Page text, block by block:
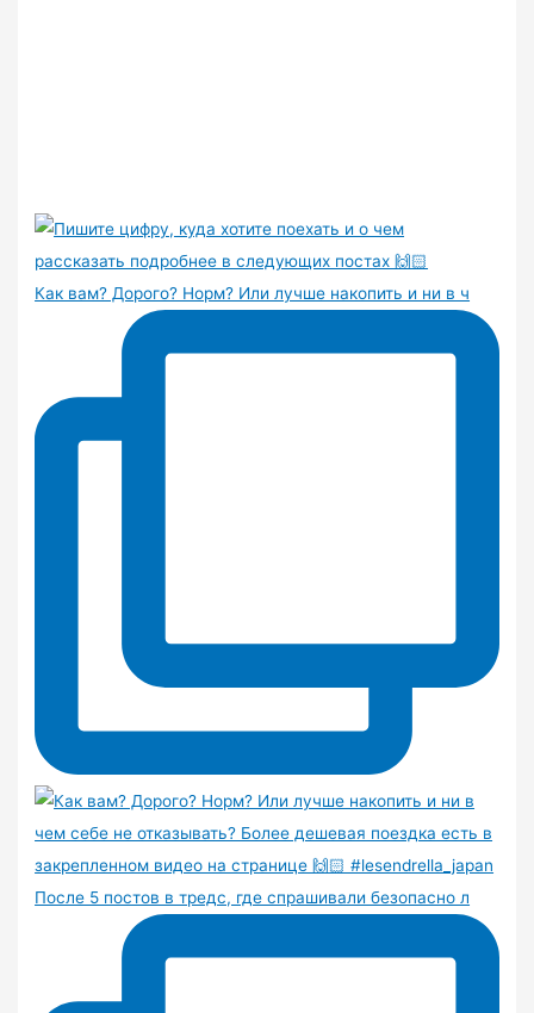
Как вам? Дорого? Норм? Или лучше накопить и ни в ч
После 5 постов в тредс, где спрашивали безопасно л